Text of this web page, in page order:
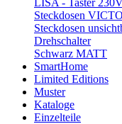
LISA - Taster
Steckdosen
Steckdosen
Drehschalter
Schwarz MATT
SmartHome
Limited Editions
Muster
Kataloge
Einzelteile